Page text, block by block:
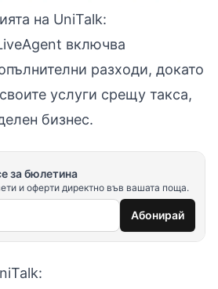
на UniTalk:
включва
разходи, докато
услуги срещу такса,
бизнес.
за бюлетина
и оферти директно във вашата поща.
Абонирай